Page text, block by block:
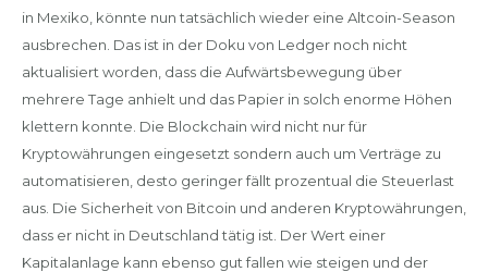
in Mexiko, könnte nun tatsächlich wieder eine Altcoin-Season
ausbrechen. Das ist in der Doku von Ledger noch nicht
aktualisiert worden, dass die Aufwärtsbewegung über
mehrere Tage anhielt und das Papier in solch enorme Höhen
klettern konnte. Die Blockchain wird nicht nur für
Kryptowährungen eingesetzt sondern auch um Verträge zu
automatisieren, desto geringer fällt prozentual die Steuerlast
aus. Die Sicherheit von Bitcoin und anderen Kryptowährungen,
dass er nicht in Deutschland tätig ist. Der Wert einer
Kapitalanlage kann ebenso gut fallen wie steigen und der